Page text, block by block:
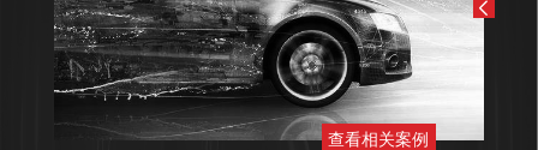
查看相关案例